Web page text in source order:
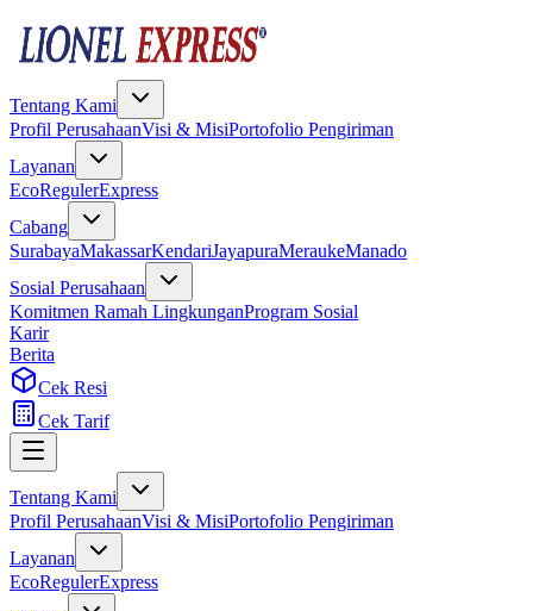
Tentang Kami
Profil PerusahaanVisi & MisiPortofolio Pengiriman
Layanan
EcoRegulerExpress
Cabang
SurabayaMakassarKendariJayapuraMeraukeManado
Sosial Perusahaan
Komitmen Ramah LingkunganProgram Sosial
Karir
Berita
Cek Resi
Cek Tarif
Tentang Kami
Profil PerusahaanVisi & MisiPortofolio Pengiriman
Layanan
EcoRegulerExpress